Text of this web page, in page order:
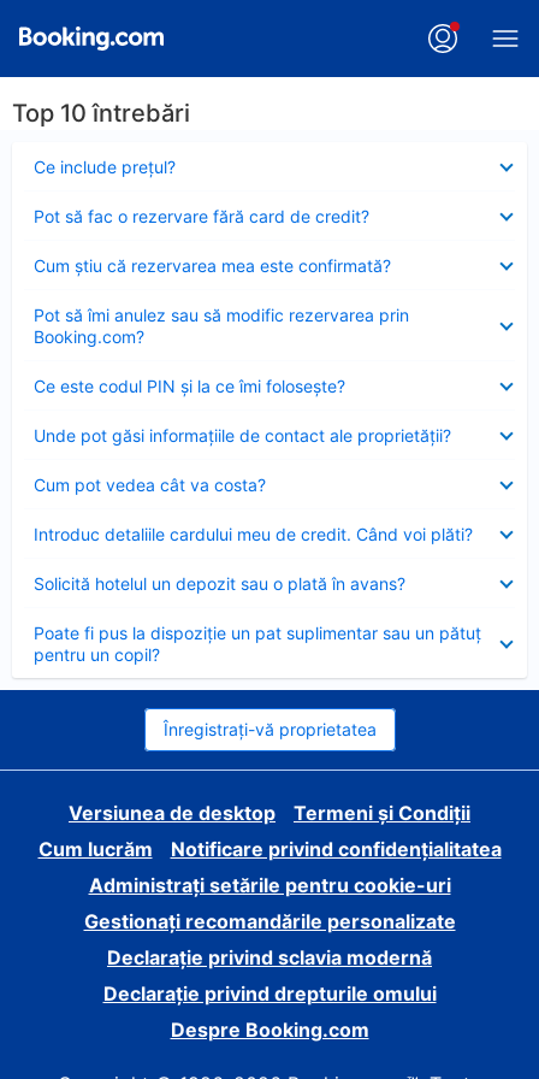
Top 10 întrebări
Ce include preţul?
închis
Pot să fac o rezervare fără card de credit?
închis
Cum ştiu că rezervarea mea este confirmată?
închis
Pot să îmi anulez sau să modific rezervarea prin
Booking.com?
închis
Ce este codul PIN şi la ce îmi foloseşte?
închis
Unde pot găsi informațiile de contact ale proprietății?
închis
Cum pot vedea cât va costa?
închis
Introduc detaliile cardului meu de credit. Când voi plăti?
închis
Solicită hotelul un depozit sau o plată în avans?
închis
Poate fi pus la dispoziție un pat suplimentar sau un pătuț
pentru un copil?
închis
Înregistrați-vă proprietatea
Versiunea de desktop
Termeni și Condiții
Cum lucrăm
Notificare privind confidențialitatea
Administrați setările pentru cookie-uri
Gestionați recomandările personalizate
Declarație privind sclavia modernă
Declarație privind drepturile omului
Despre Booking.com